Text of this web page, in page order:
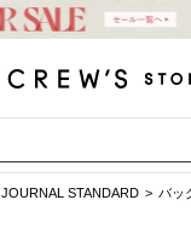
JOURNAL STANDARD バッ